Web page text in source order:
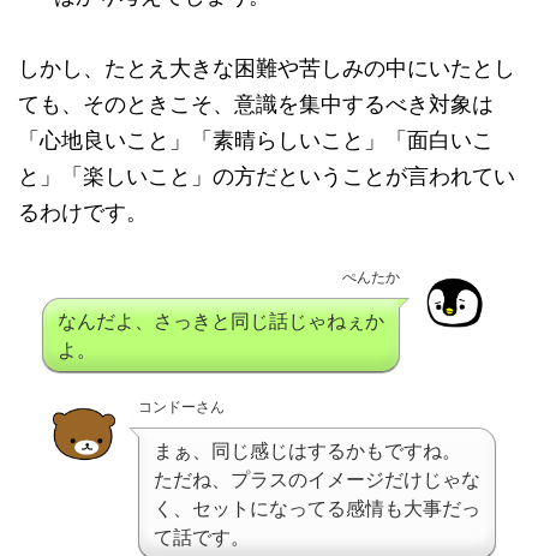
しかし、たとえ大きな困難や苦しみの中にいたとし
ても、そのときこそ、意識を集中するべき対象は
「心地良いこと」「素晴らしいこと」「面白いこ
と」「楽しいこと」の方だということが言われてい
るわけです。
ぺんたか
なんだよ、さっきと同じ話じゃねぇか
よ。
コンドーさん
まぁ、同じ感じはするかもですね。
ただね、プラスのイメージだけじゃな
く、セットになってる感情も大事だっ
て話です。